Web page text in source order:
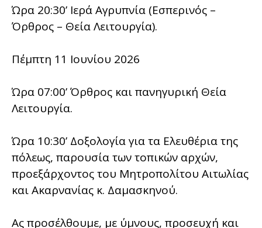
Ώρα 20:30’ Ιερά Αγρυπνία (Εσπερινός –
Όρθρος – Θεία Λειτουργία).
Πέμπτη 11 Ιουνίου 2026
Ώρα 07:00’ Όρθρος και πανηγυρική Θεία
Λειτουργία.
Ώρα 10:30’ Δοξολογία για τα Ελευθέρια της
πόλεως, παρουσία των τοπικών αρχών,
προεξάρχοντος του Μητροπολίτου Αιτωλίας
και Ακαρνανίας κ. Δαμασκηνού.
Ας προσέλθουμε, με ύμνους, προσευχή και